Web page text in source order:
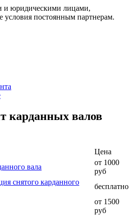
и юридическими лицами,
условия постоянным партнерам.
карданных валов
Цена
вала
от 1000
руб
снятого карданного
бесплатно
от 1500
руб